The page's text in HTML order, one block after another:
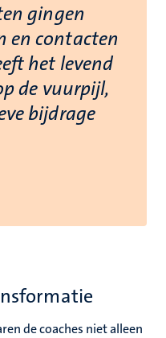
gingen
en contacten
het levend
de vuurpijl,
bijdrage
de coaches niet alleen